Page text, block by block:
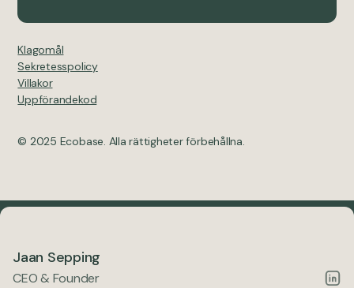
© 2025 Ecobase. Alla rättigheter förbehållna.
Klagomål
Sekretesspolicy
Villakor
Uppförandekod
Jaan Sepping
CEO & Founder